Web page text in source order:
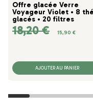
Offre glacée Verre
Voyageur Violet • 8
glacés • 20 filtres
Prix de base
18,20 € Prix15,90 €
AJOUTER AU PANIER